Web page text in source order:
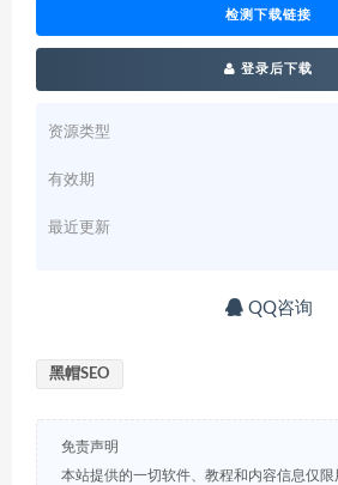
检测下载链接
登录后下载
资源类型
有效期
最近更新
QQ咨询
黑帽SEO
免责声明
本站提供的一切软件、教程和内容信息仅限